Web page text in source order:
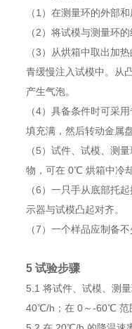
（1）在测量环的外部
（2）将试模与测量环
（3）从烘箱中取出加
青缓慢注入试模中。从
产生气泡。
（4）具备条件时可采
填充满，然后转动金属
（5）试件、试模、测
物，可在 0℃ 烘箱中冷
（6）一只手从底部托
示器与试模凸起对齐。
（7）一个样品应制备
5 试验步骤
5.1 将试件、试模、测
40℃/h；在 0～-60℃ 范